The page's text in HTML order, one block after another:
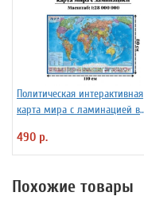
Политическая интерактивная
карта мира с ламинацией в
490 р.
Похожие товары